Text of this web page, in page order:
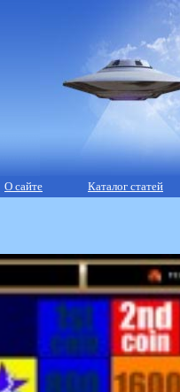
О сайте Каталог статей